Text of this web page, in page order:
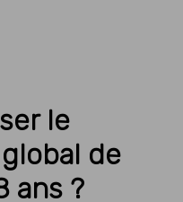
le
de
ans ?